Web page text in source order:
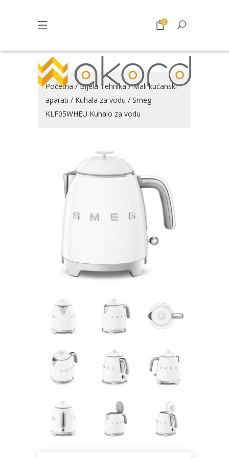
Pogledajte što je novo
u ponudi
AKCIJA! Pločasti Alati i Zaštitna
0
Početna /Bijela Tehnika/Mali kućanski
aparati / Kuhala za vodu / Smeg
KLF05WHEU Kuhalo za vodu